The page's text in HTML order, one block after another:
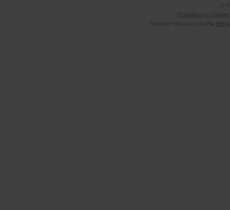
Prohlášení o
Webové stránky vytvořila